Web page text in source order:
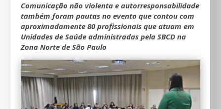
Comunicação não violenta e autorresponsabilidade
também foram pautas no evento que contou com
aproximadamente 80 profissionais que atuam em
Unidades de Saúde administradas pela SBCD na
Zona Norte de São Paulo